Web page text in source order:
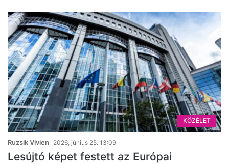
KÖZÉLET
Ruzsik Vivien 2026, június 25. 13:09
Lesújtó képet festett az Európai